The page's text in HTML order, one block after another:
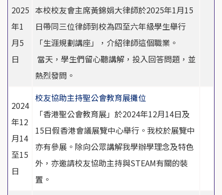
2025
年1
月5
日
本校校友會主席黃錦娟大律師於2025年1月15
日帶同三位律師到校為四至六年級學生舉行
「生涯規劃講座」，介紹律師這個職業。
當天，學生們留心聽講解，投入回答問題，並
熱烈發問。
2024
年12
月14
至15
日
校友協助主持聖公會教育展攤位
「香港聖公會教育展」於2024年12月14日及
15日假香港會議展覽中心舉行。我校於展覽中
亦有參展。除向公眾講解我學辦學理念及特色
外，亦邀請校友協助主持與STEAM有關的裝
置。